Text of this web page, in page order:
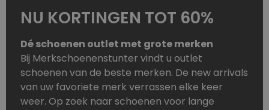
NU KORTINGEN TOT 60%
Dé schoenen outlet met grote merken
Bij Merkschoenenstunter vindt u outlet
schoenen van de beste merken. De new arrivals
van uw favoriete merk verrassen elke keer
weer. Op zoek naar schoenen voor lange